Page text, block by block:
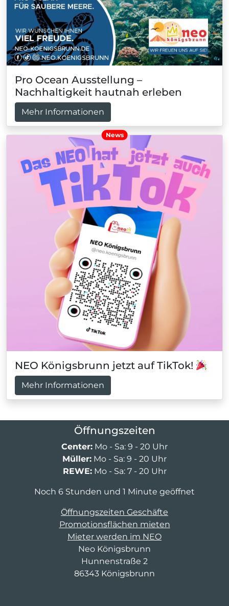
Pro Ocean Ausstellung –
Nachhaltigkeit hautnah erleben
Mehr Informationen
News
NEO Königsbrunn jetzt auf TikTok!
Mehr Informationen
Öffnungszeiten
Center: Mo - Sa: 9 - 20 Uhr
Müller: Mo - Sa: 9 - 20 Uhr
REWE:Mo - Sa: 7 - 20 Uhr
Noch 6 Stunden und 1 Minute geöffnet
Öffnungszeiten Geschäfte
Promotionsflächen mieten
Mieter werden im NEO
Neo Königsbrunn
Hunnenstraße 2
86343 Königsbrunn